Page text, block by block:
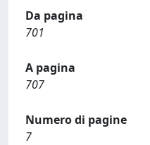
Da pagina
701
A pagina
707
Numero di pagine
7